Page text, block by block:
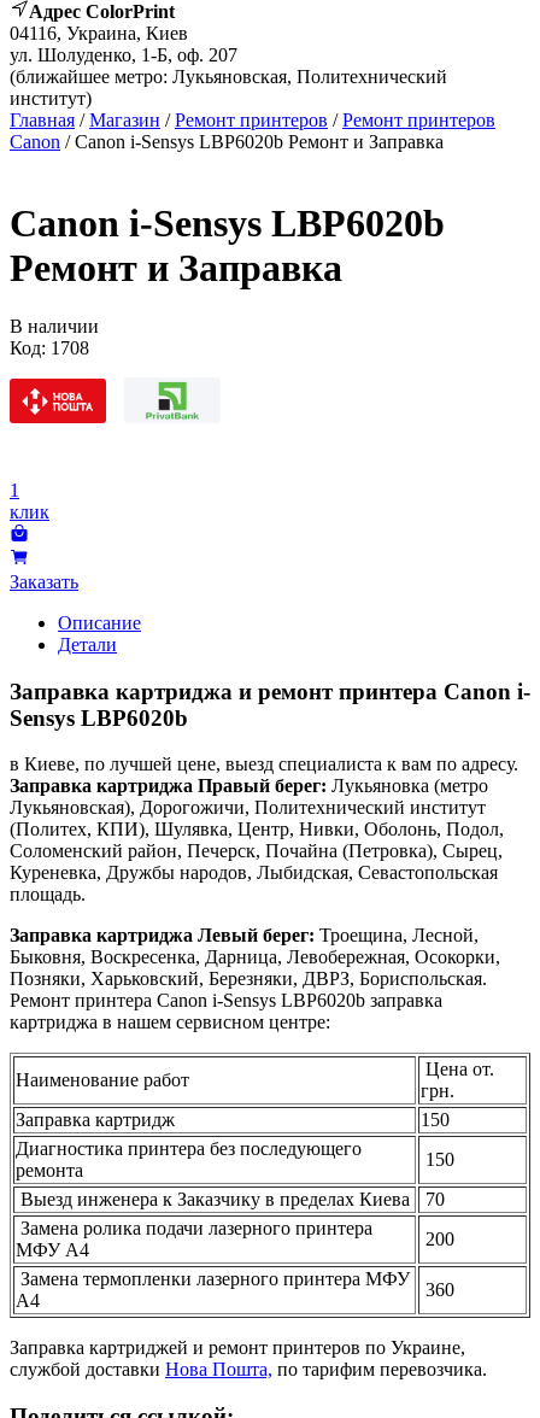
Адрес ColorPrint
04116, Украина, Киев
ул. Шолуденко, 1-Б, оф. 207
(ближайшее метро: Лукьяновская, Политехнический
институт)
Главная /Магазин /Ремонт принтеров /Ремонт принтеров
Canon / Canon i-Sensys LBP6020b Ремонт и Заправка
Canon i-Sensys LBP6020b
Ремонт и Заправка
В наличии
Код: 1708
1
клик
Заказать
Описание
Детали
Заправка картриджа и ремонт принтера Canon i-
Sensys LBP6020b
в Киеве, по лучшей цене, выезд специалиста к вам по адресу.
Заправка картриджа Правый берег: Лукьяновка (метро
Лукьяновская), Дорогожичи, Политехнический институт
(Политех, КПИ), Шулявка, Центр, Нивки, Оболонь, Подол,
Соломенский район, Печерск, Почайна (Петровка), Сырец,
Куреневка, Дружбы народов, Лыбидская, Севастопольская
площадь.
Заправка картриджа Левый берег: Троещина, Лесной,
Быковня, Воскресенка, Дарница, Левобережная, Осокорки,
Позняки, Харьковский, Березняки, ДВРЗ, Бориспольская.
Ремонт принтера Canon i-Sensys LBP6020b заправка
картриджа в нашем сервисном центре:
Наименование работ
Цена от.
грн.
Заправка картридж
150
Диагностика принтера без последующего
ремонта
150
Выезд инженера к Заказчику в пределах Киева
70
Замена ролика подачи лазерного принтера
МФУ А4
200
Замена термопленки лазерного принтера МФУ
А4
360
Заправка картриджей и ремонт принтеров по Украине,
службой доставки Нова Пошта, по тарифим перевозчика.